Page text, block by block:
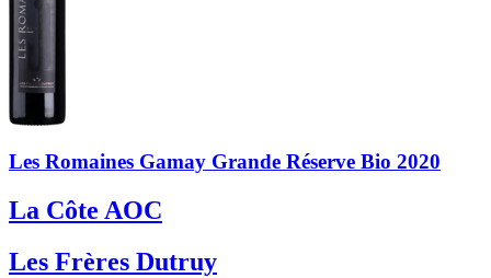
Les Romaines Gamay Grande Réserve Bio 2020
La Côte AOC
Les Frères Dutruy